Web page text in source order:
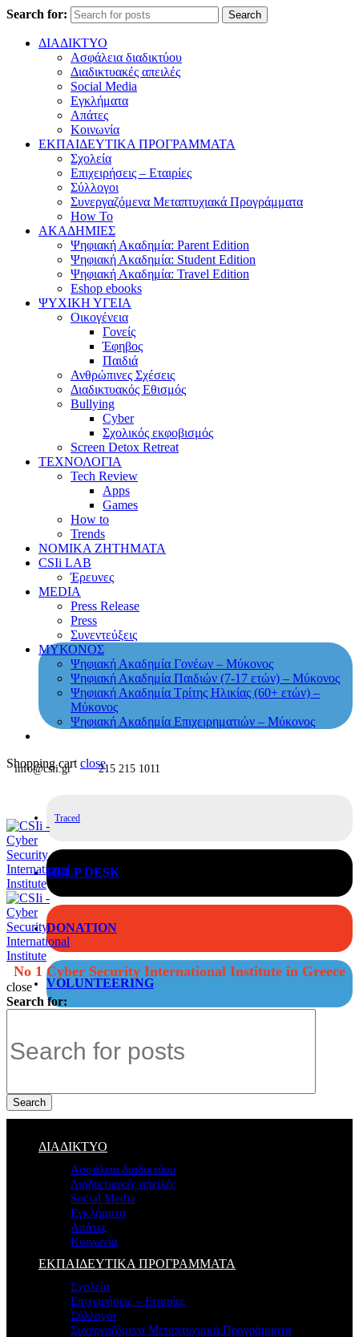
Search for: Search
ΔΙΑΔΙΚΤΥΟ
Ασφάλεια διαδικτύου
Διαδικτυακές απειλές
Social Media
Εγκλήματα
Απάτες
Κοινωνία
ΕΚΠΑΙΔΕΥΤΙΚΑ ΠΡΟΓΡΑΜΜΑΤΑ
Σχολεία
Επιχειρήσεις – Εταιρίες
Σύλλογοι
Συνεργαζόμενα Μεταπτυχιακά Προγράμματα
How To
ΑΚΑΔΗΜΙΕΣ
Ψηφιακή Ακαδημία: Parent Edition
Ψηφιακή Ακαδημία: Student Edition
Ψηφιακή Ακαδημία: Travel Edition
Eshop ebooks
ΨΥΧΙΚΗ ΥΓΕΙΑ
Οικογένεια
Γονείς
Έφηβος
Παιδιά
Ανθρώπινες Σχέσεις
Διαδικτυακός Εθισμός
Bullying
Cyber
Σχολικός εκφοβισμός
Screen Detox Retreat
ΤΕΧΝΟΛΟΓΙΑ
Tech Review
Apps
Games
How to
Trends
ΝΟΜΙΚΑ ΖΗΤΗΜΑΤΑ
CSIi LAB
Έρευνες
MEDIA
Press Release
Press
Συνεντεύξεις
ΜΥΚΟΝΟΣ
Ψηφιακή Ακαδημία Γονέων – Μύκονος
Ψηφιακή Ακαδημία Παιδιών (7-17 ετών) – Μύκονος
Ψηφιακή Ακαδημία Τρίτης Ηλικίας (60+ ετών) –
Μύκονος
Ψηφιακή Ακαδημία Επιχειρηματιών – Μύκονος
Shopping cart close
info@csii.gr 215 215 1011
Traced
HELP DESK
DONATION
VOLUNTEERING
No 1 Cyber Security International Institute in Greece
close
Search for:
Search
ΔΙΑΔΙΚΤΥΟ
Ασφάλεια διαδικτύου
Διαδικτυακές απειλές
Social Media
Εγκλήματα
Απάτες
Κοινωνία
ΕΚΠΑΙΔΕΥΤΙΚΑ ΠΡΟΓΡΑΜΜΑΤΑ
Σχολεία
Επιχειρήσεις – Εταιρίες
Σύλλογοι
Συνεργαζόμενα Μεταπτυχιακά Προγράμματα